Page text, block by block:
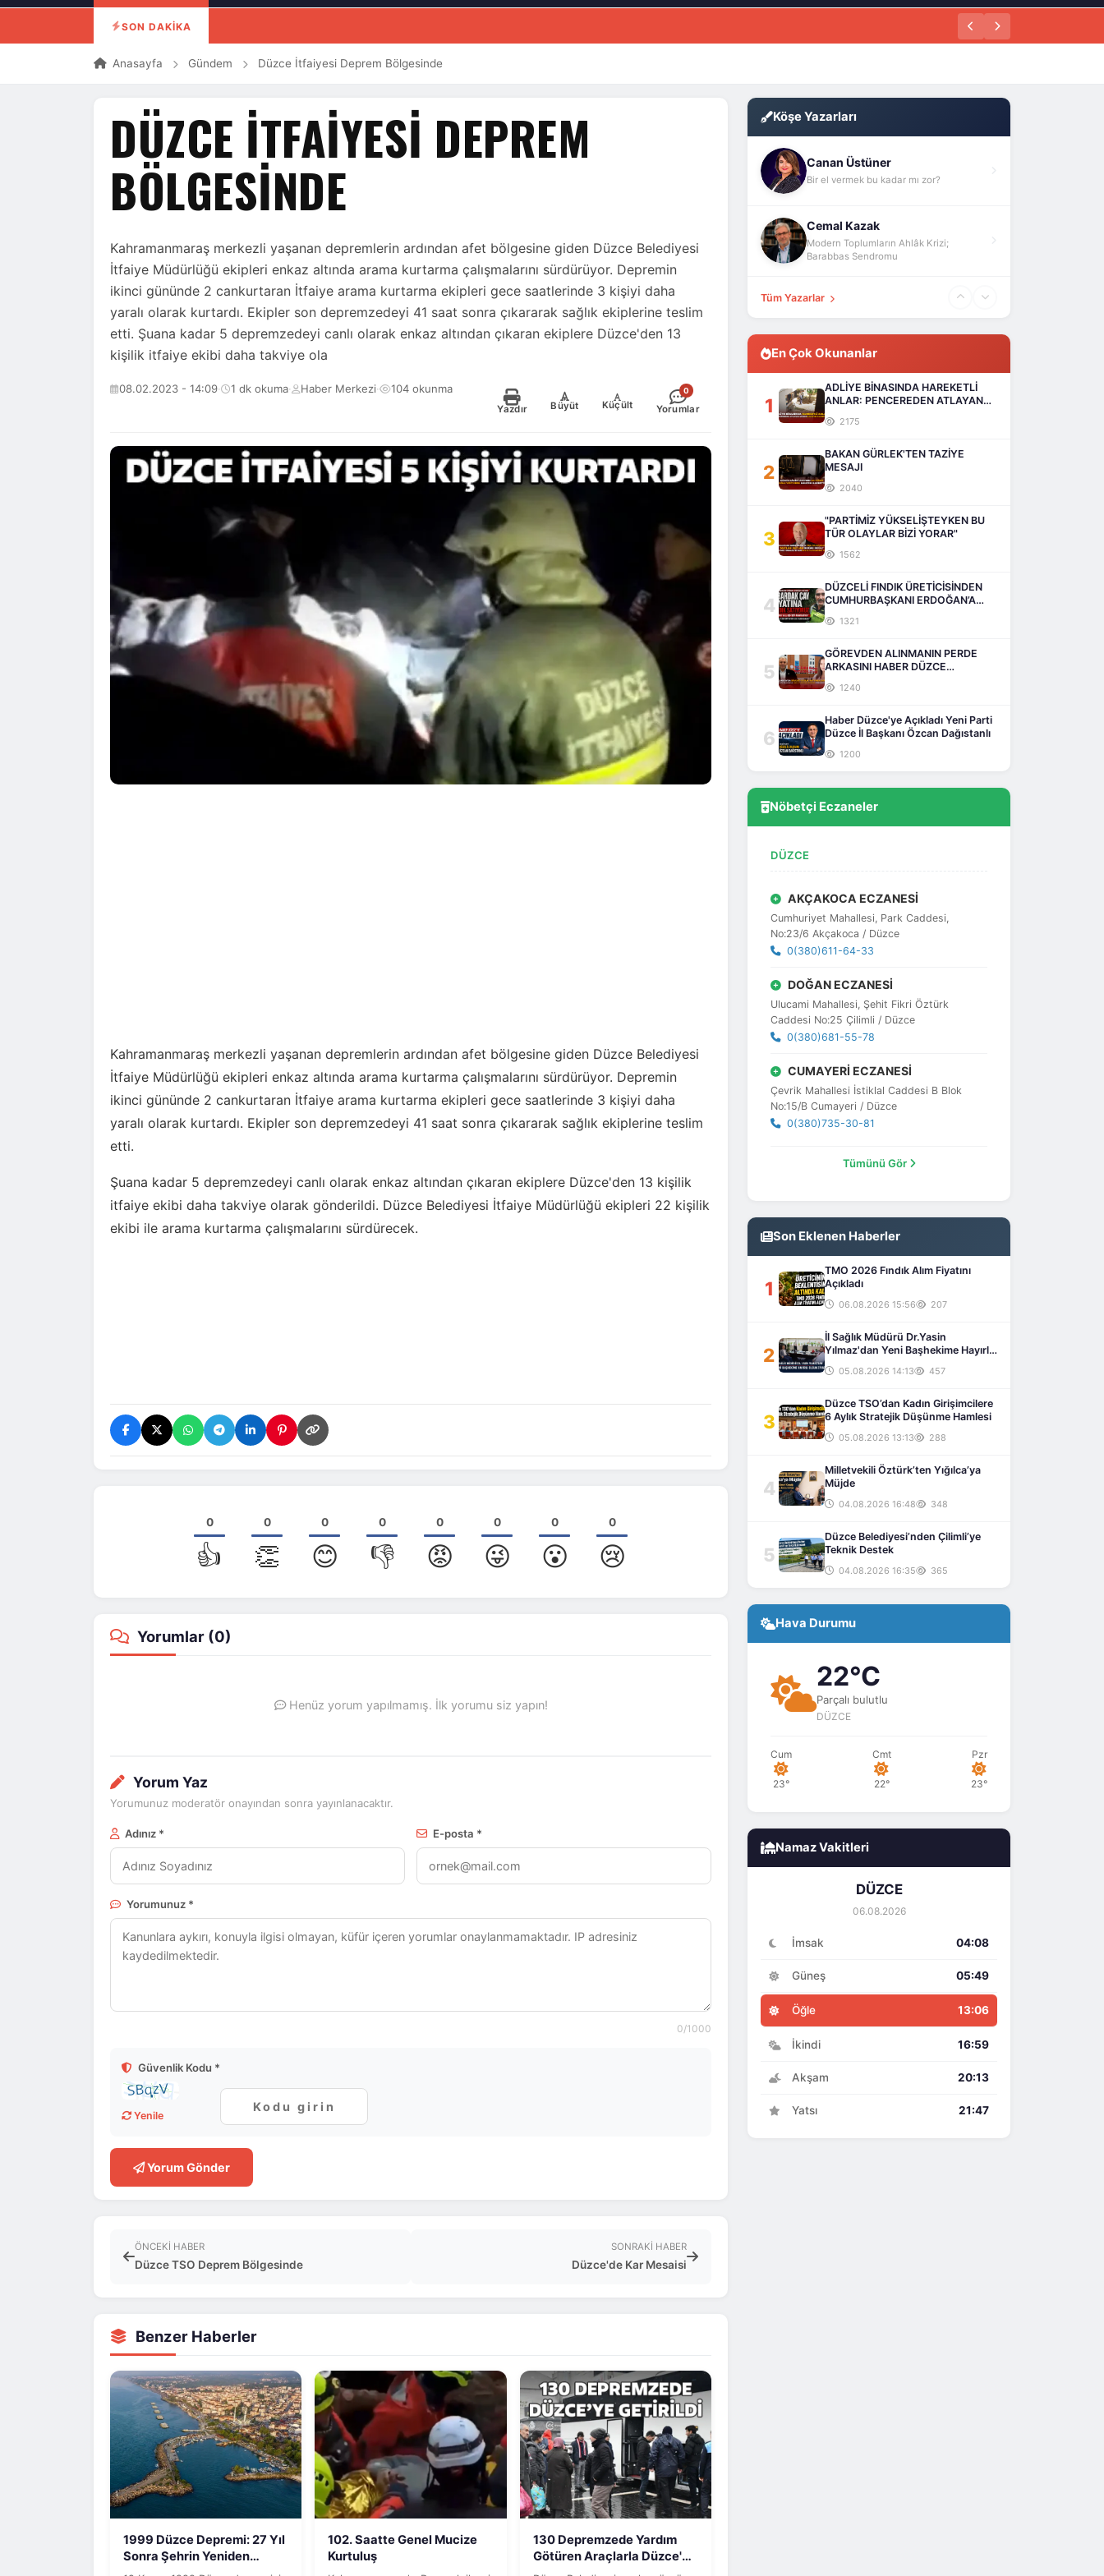
SON DAKİKA
Anasayfa Gündem Düzce İtfaiyesi Deprem Bölgesinde
DÜZCE İTFAIYESI DEPREM
BÖLGESINDE
Kahramanmaraş merkezli yaşanan depremlerin ardından afet bölgesine giden Düzce Belediyesi
İtfaiye Müdürlüğü ekipleri enkaz altında arama kurtarma çalışmalarını sürdürüyor. Depremin
ikinci gününde 2 cankurtaran İtfaiye arama kurtarma ekipleri gece saatlerinde 3 kişiyi daha
yaralı olarak kurtardı. Ekipler son depremzedeyi 41 saat sonra çıkararak sağlık ekiplerine teslim
etti. Şuana kadar 5 depremzedeyi canlı olarak enkaz altından çıkaran ekiplere Düzce'den 13
kişilik itfaiye ekibi daha takviye ola
08.02.2023 - 14:09· 1 dk okuma· Haber Merkezi· 104 okunma
Yazdır
+
Büyüt
-
Küçült
0
Yorumlar
Kahramanmaraş merkezli yaşanan depremlerin ardından afet bölgesine giden Düzce Belediyesi
İtfaiye Müdürlüğü ekipleri enkaz altında arama kurtarma çalışmalarını sürdürüyor. Depremin
ikinci gününde 2 cankurtaran İtfaiye arama kurtarma ekipleri gece saatlerinde 3 kişiyi daha
yaralı olarak kurtardı. Ekipler son depremzedeyi 41 saat sonra çıkararak sağlık ekiplerine teslim
etti.
Şuana kadar 5 depremzedeyi canlı olarak enkaz altından çıkaran ekiplere Düzce'den 13 kişilik
itfaiye ekibi daha takviye olarak gönderildi. Düzce Belediyesi İtfaiye Müdürlüğü ekipleri 22 kişilik
ekibi ile arama kurtarma çalışmalarını sürdürecek.
0
👍
0
👏
0
😊
0
👎
0
😡
0
😜
0
😮
0
😢
Yorumlar (0)
Henüz yorum yapılmamış. İlk yorumu siz yapın!
Yorum Yaz
Yorumunuz moderatör onayından sonra yayınlanacaktır.
Adınız * E-posta *
Yorumunuz *
0/1000
Güvenlik Kodu *
Yenile
Yorum Gönder
ÖNCEKI HABER
Düzce TSO Deprem Bölgesinde
SONRAKI HABER
Düzce'de Kar Mesaisi
Benzer Haberler
1999 Düzce Depremi: 27 Yıl
Sonra Şehrin Yeniden
Doğuşu ve...
102. Saatte Genel Mucize
Kurtuluş
130 Depremzede Yardım
Götüren Araçlarla Düzce'ye
Getirildi
Köşe Yazarları
Canan Üstüner
Bir el vermek bu kadar mı zor?
Cemal Kazak
Modern Toplumların Ahlâk Krizi;
Barabbas Sendromu
Tüm Yazarlar
En Çok Okunanlar
1
ADLİYE BİNASINDA HAREKETLİ
ANLAR: PENCEREDEN ATLAYAN
2175
2
BAKAN GÜRLEK'TEN TAZİYE
MESAJI
2040
3
"PARTİMİZ YÜKSELİŞTEYKEN BU
TÜR OLAYLAR BİZİ YORAR"
1562
4
DÜZCELİ FINDIK ÜRETİCİSİNDEN
CUMHURBAŞKANI ERDOĞAN’A
1321
5
GÖREVDEN ALINMANIN PERDE
ARKASINI HABER DÜZCE
1240
6
Haber Düzce'ye Açıkladı Yeni Parti
Düzce İl Başkanı Özcan Dağıstanlı
1200
Nöbetçi Eczaneler
DÜZCE
AKÇAKOCA ECZANESİ
Cumhuriyet Mahallesi, Park Caddesi,
No:23/6 Akçakoca / Düzce
0(380)611-64-33
DOĞAN ECZANESİ
Ulucami Mahallesi, Şehit Fikri Öztürk
Caddesi No:25 Çilimli / Düzce
0(380)681-55-78
CUMAYERİ ECZANESİ
Çevrik Mahallesi İstiklal Caddesi B Blok
No:15/B Cumayeri / Düzce
0(380)735-30-81
Tümünü Gör
Son Eklenen Haberler
1
TMO 2026 Fındık Alım Fiyatını
Açıkladı
06.08.2026 15:56 207
2
İl Sağlık Müdürü Dr.Yasin
Yılmaz'dan Yeni Başhekime Hayırlı
Olsun Ziyareti
05.08.2026 14:13 457
3
Düzce TSO’dan Kadın Girişimcilere
6 Aylık Stratejik Düşünme Hamlesi
05.08.2026 13:13 288
4
Milletvekili Öztürk’ten Yığılca’ya
Müjde
04.08.2026 16:48 348
5
Düzce Belediyesi’nden Çilimli’ye
Teknik Destek
04.08.2026 16:35 365
Hava Durumu
22°C
Parçalı bulutlu
DÜZCE
Cum
23°
Cmt
22°
Pzr
23°
Namaz Vakitleri
DÜZCE
06.08.2026
İmsak 04:08
Güneş 05:49
Öğle 13:06
İkindi 16:59
Akşam 20:13
Yatsı 21:47